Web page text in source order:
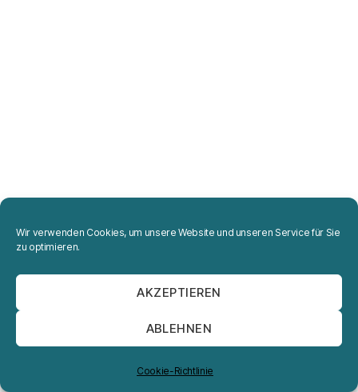
Wir verwenden Cookies, um unsere Website und unseren Service für Sie
zu optimieren.
AKZEPTIEREN
ABLEHNEN
Cookie-Richtlinie